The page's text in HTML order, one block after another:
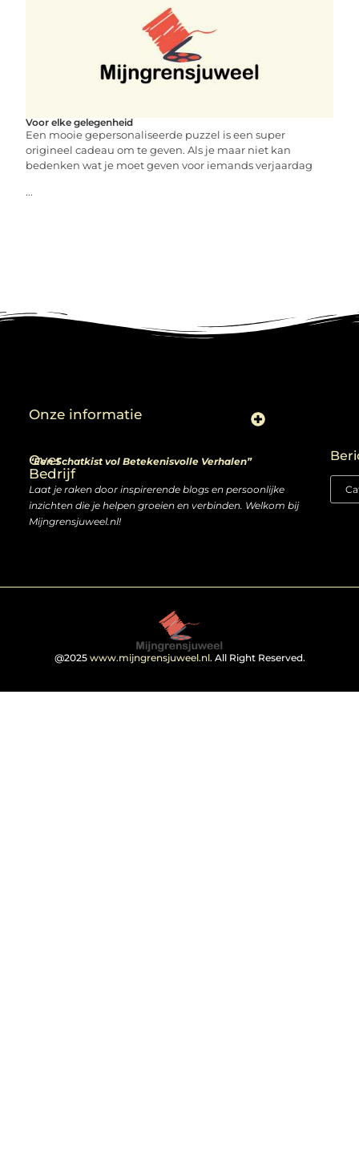
Voor elke gelegenheid
Een mooie gepersonaliseerde puzzel is een super
origineel cadeau om te geven. Als je maar niet kan
bedenken wat je moet geven voor iemands verjaardag
...
Over
Bedrijf
“Een Schatkist vol Betekenisvolle Verhalen”
Laat je raken door inspirerende blogs en persoonlijke
inzichten die je helpen groeien en verbinden. Welkom bij
Mijngrensjuweel.nl!
Onze informatie
@2025 www.mijngrensjuweel.nl. All Right Reserved.